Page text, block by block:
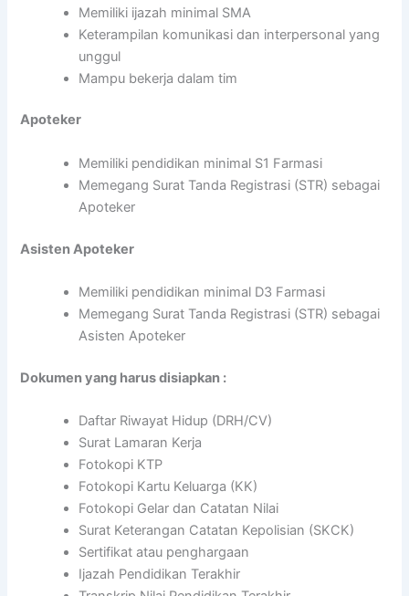
Memiliki ijazah minimal SMA
Keterampilan komunikasi dan interpersonal yang
unggul
Mampu bekerja dalam tim
Apoteker
Memiliki pendidikan minimal S1 Farmasi
Memegang Surat Tanda Registrasi (STR) sebagai
Apoteker
Asisten Apoteker
Memiliki pendidikan minimal D3 Farmasi
Memegang Surat Tanda Registrasi (STR) sebagai
Asisten Apoteker
Dokumen yang harus disiapkan :
Daftar Riwayat Hidup (DRH/CV)
Surat Lamaran Kerja
Fotokopi KTP
Fotokopi Kartu Keluarga (KK)
Fotokopi Gelar dan Catatan Nilai
Surat Keterangan Catatan Kepolisian (SKCK)
Sertifikat atau penghargaan
Ijazah Pendidikan Terakhir